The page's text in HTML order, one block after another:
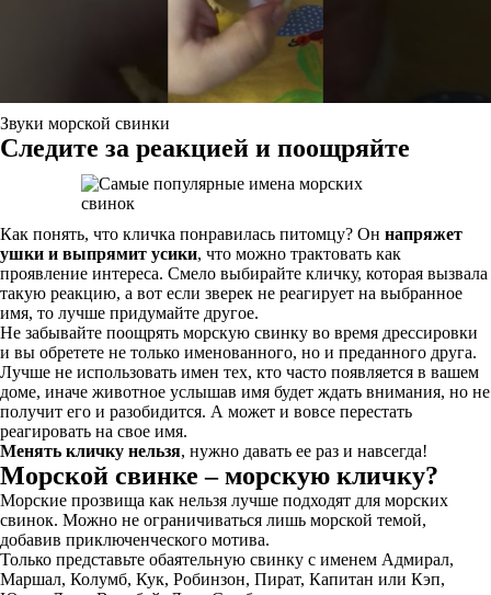
Звуки морской свинки
Следите за реакцией и поощряйте
Как понять, что кличка понравилась питомцу? Он напряжет
ушки и выпрямит усики, что можно трактовать как
проявление интереса. Смело выбирайте кличку, которая вызвала
такую реакцию, а вот если зверек не реагирует на выбранное
имя, то лучше придумайте другое.
Не забывайте поощрять морскую свинку во время дрессировки
и вы обретете не только именованного, но и преданного друга.
Лучше не использовать имен тех, кто часто появляется в вашем
доме, иначе животное услышав имя будет ждать внимания, но не
получит его и разобидится. А может и вовсе перестать
реагировать на свое имя.
Менять кличку нельзя, нужно давать ее раз и навсегда!
Морской свинке – морскую кличку?
Морские прозвища как нельзя лучше подходят для морских
свинок. Можно не ограничиваться лишь морской темой,
добавив приключенческого мотива.
Только представьте обаятельную свинку с именем Адмирал,
Маршал, Колумб, Кук, Робинзон, Пират, Капитан или Кэп,